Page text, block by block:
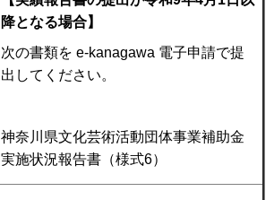
降となる場合】
次の書類を e-kanagawa 電子申請で提
出してください。
神奈川県文化芸術活動団体事業補助金
実施状況報告書（様式6）